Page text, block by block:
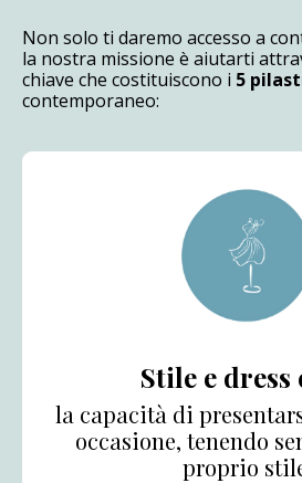
Non solo ti daremo accesso a
la nostra missione è aiutarti
chiave che costituiscono i 5
contemporaneo:
Stile e dress
la capacità di
occasione, tenendo
proprio